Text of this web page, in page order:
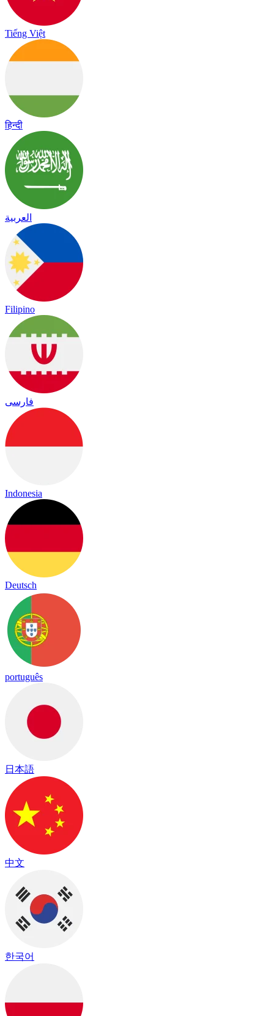
Tiếng Việt
हिन्दी
العربية
Filipino
فارسی
Indonesia
Deutsch
português
日本語
中文
한국어